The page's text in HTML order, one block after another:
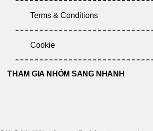
Terms & Conditions
Cookie
THAM GIA NHÓM SANG NHANH